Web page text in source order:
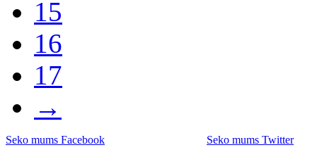
15
16
17
→
Seko mums Facebook Seko mums Twitter